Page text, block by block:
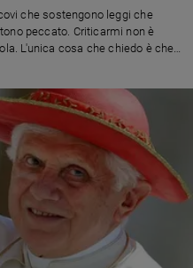
che sostengono leggi che
peccato. Criticarmi non è
L'unica cosa che chiedo è che